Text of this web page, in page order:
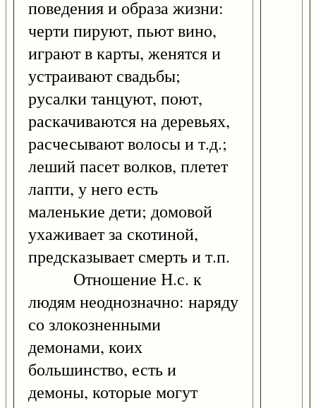
поведения и образа жизни:
черти пируют, пьют вино,
играют в карты, женятся и
устраивают свадьбы;
русалки танцуют, поют,
раскачиваются на деревьях,
расчесывают волосы и т.д.;
леший пасет волков, плетет
лапти, у него есть
маленькие дети; домовой
ухаживает за скотиной,
предсказывает смерть и т.п.
Отношение Н.с. к
людям неоднозначно: наряду
со злокозненными
демонами, коих
большинство, есть и
демоны, которые могут